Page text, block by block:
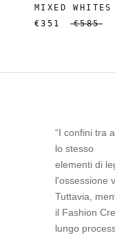
MIXED WHITES
€351
€585
“I confini tra
lo stesso
elementi di
l'ossessione
Tuttavia,
il Fashion
lungo